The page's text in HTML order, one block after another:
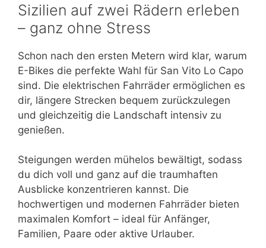
Sizilien auf zwei Rädern erleben
– ganz ohne Stress
Schon nach den ersten Metern wird klar, warum
E-Bikes die perfekte Wahl für San Vito Lo Capo
sind. Die elektrischen Fahrräder ermöglichen es
dir, längere Strecken bequem zurückzulegen
und gleichzeitig die Landschaft intensiv zu
genießen.
Steigungen werden mühelos bewältigt, sodass
du dich voll und ganz auf die traumhaften
Ausblicke konzentrieren kannst. Die
hochwertigen und modernen Fahrräder bieten
maximalen Komfort – ideal für Anfänger,
Familien, Paare oder aktive Urlauber.